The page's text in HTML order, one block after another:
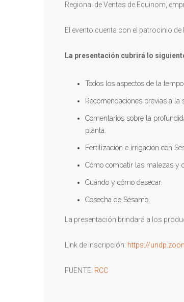
Regional de Ventas de Equinom,
El evento cuenta con el patrocinio
La presentación cubrirá lo
Todos los aspectos de la
Recomendaciones previas a
Comentarios sobre la
planta.
Fertilización e irrigación con
Cómo combatir las malezas y
Cuándo y cómo desecar.
Cosecha de Sésamo.
La presentación brindará a los
Link de inscripción: https://
FUENTE: RCC